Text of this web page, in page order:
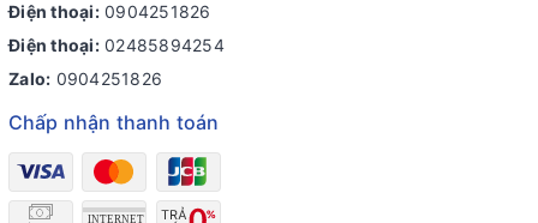
Điện thoại: 0904251826
Điện thoại: 02485894254
Zalo: 0904251826
Chấp nhận thanh toán